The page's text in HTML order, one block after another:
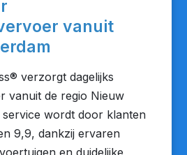
vanuit
verzorgt dagelijks
vanuit de regio Nieuw
service wordt door klanten
9,9, dankzij ervaren
en duidelijke